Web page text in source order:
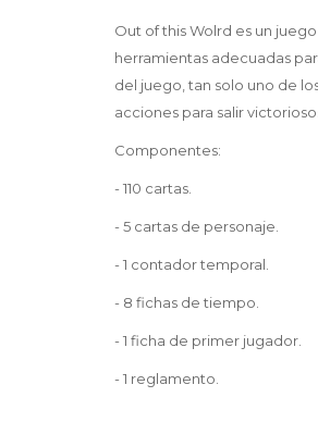
Out of this Wolrd es un
herramientas adecuadas
del juego, tan solo uno de
acciones para salir
Componentes:
- 110 cartas.
- 5 cartas de personaje.
- 1 contador temporal.
- 8 fichas de tiempo.
- 1 ficha de primer jugador.
- 1 reglamento.